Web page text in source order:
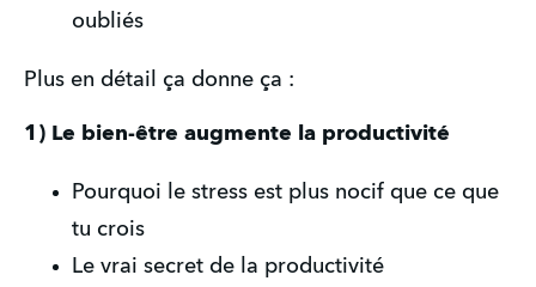
oubliés
Plus en détail ça donne ça :
1) Le bien-être augmente la productivité
Pourquoi le stress est plus nocif que ce que
tu crois
Le vrai secret de la productivité